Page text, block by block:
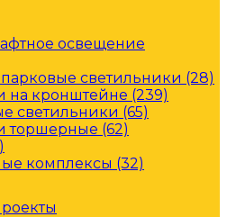
освещение
светильники (28)
на кронштейне (239)
светильники (65)
торшерные (62)
комплексы (32)